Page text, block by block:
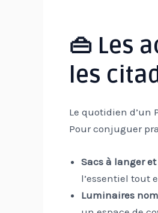
👜 Les
les
Le quotidien d’un
Pour conjuguer
Sacs à langer
l’essentiel tout
Luminaires